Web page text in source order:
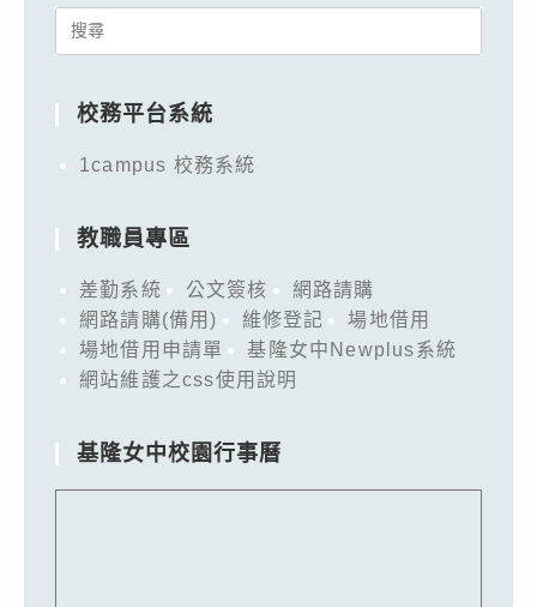
Search
校務平台系統
1campus 校務系統
教職員專區
差勤系統 公文簽核
網路請購
網路請購(備用)
維修登記
場地借用
場地借用申請單
基隆女中Newplus系統
網站維護之css使用說明
基隆女中校園行事曆